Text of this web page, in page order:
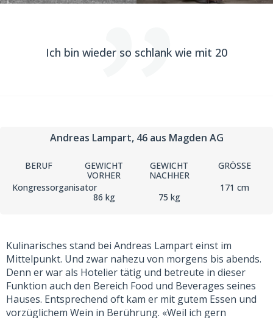
Ich bin wieder so schlank wie mit 20
Andreas Lampart, 46aus Magden AG
BERUF
Kongressorganisator
GEWICHT
VORHER
86 kg
GEWICHT
NACHHER
75 kg
GRÖSSE
171 cm
Kulinarisches stand bei Andreas Lampart einst im
Mittelpunkt. Und zwar nahezu von morgens bis abends.
Denn er war als Hotelier tätig und betreute in dieser
Funktion auch den Bereich Food und Beverages seines
Hauses. Entsprechend oft kam er mit gutem Essen und
vorzüglichem Wein in Berührung. «Weil ich gern